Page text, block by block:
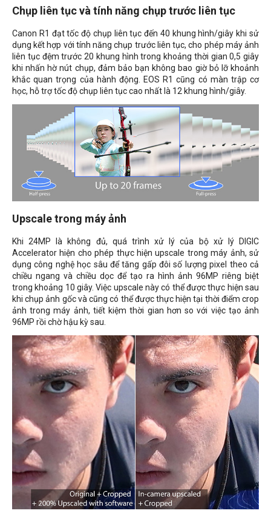
Chụp liên tục và tính năng chụp trước liên tục
Canon R1 đạt tốc độ chụp liên tục đến 40 khung hình/giây khi sử
dụng kết hợp với tính năng chụp trước liên tục, cho phép máy ảnh
liên tục đệm trước 20 khung hình trong khoảng thời gian 0,5 giây
khi nhấn hờ nút chụp, đảm bảo bạn không bao giờ bỏ lỡ khoảnh
khắc quan trọng của hành động. EOS R1 cũng có màn trập cơ
học, hỗ trợ tốc độ chụp liên tục cao nhất là 12 khung hình/giây.
Upscale trong máy ảnh
Khi 24MP là không đủ, quá trình xử lý của bộ xử lý DIGIC
Accelerator hiện cho phép thực hiện upscale trong máy ảnh, sử
dụng công nghệ học sâu để tăng gấp đôi số lượng pixel theo cả
chiều ngang và chiều dọc để tạo ra hình ảnh 96MP riêng biệt
trong khoảng 10 giây. Việc upscale này có thể được thực hiện sau
khi chụp ảnh gốc và cũng có thể được thực hiện tại thời điểm crop
ảnh trong máy ảnh, tiết kiệm thời gian hơn so với việc tạo ảnh
96MP rồi chờ hậu kỳ sau.